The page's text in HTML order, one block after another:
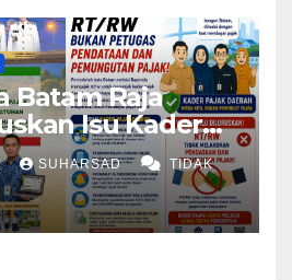
Batam Raja
Isu Kader
Bukan Petugas
Hanya
Digitalisasi
SUHARSAD TIDAK